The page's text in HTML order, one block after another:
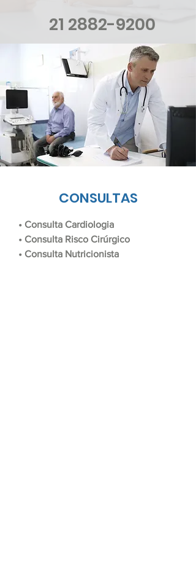
21 2882-9200
CONSULTAS
• Consulta Cardiologia
• Consulta Risco Cirúrgico
• Consulta Nutricionista